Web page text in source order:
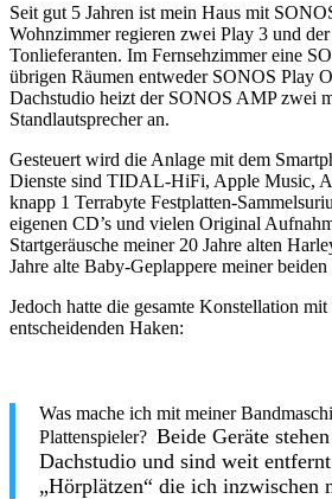
Seit gut 5 Jahren ist mein Haus mit
Wohnzimmer regieren zwei Play 3 und
Tonlieferanten. Im Fernsehzimmer eine
übrigen Räumen entweder SONOS Play
Dachstudio heizt der SONOS AMP zwei
Standlautsprecher an.
Gesteuert wird die Anlage mit dem
Dienste sind TIDAL-HiFi, Apple Music,
knapp 1 Terrabyte Festplatten-
eigenen CD’s und vielen Original
Startgeräusche meiner 20 Jahre alten
Jahre alte Baby-Geplappere meiner beiden
Jedoch hatte die gesamte Konstellation
entscheidenden Haken:
Was mache ich mit meiner
Plattenspieler? Beide Geräte
Dachstudio und sind weit
„Hörplätzen“ die ich inzwischen